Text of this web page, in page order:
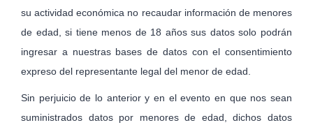
su actividad económica no recaudar información de menores
de edad, si tiene menos de 18 años sus datos solo podrán
ingresar a nuestras bases de datos con el consentimiento
expreso del representante legal del menor de edad.
Sin perjuicio de lo anterior y en el evento en que nos sean
suministrados datos por menores de edad, dichos datos